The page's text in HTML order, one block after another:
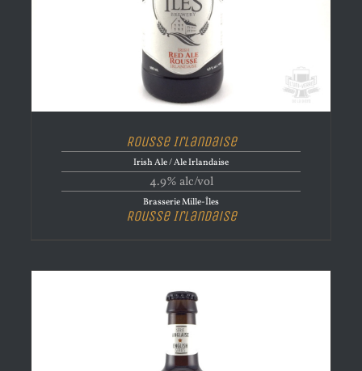
Rousse Irlandaise
Irish Ale / Ale Irlandaise
4.9% alc/vol
Brasserie Mille-Îles
Rousse Irlandaise